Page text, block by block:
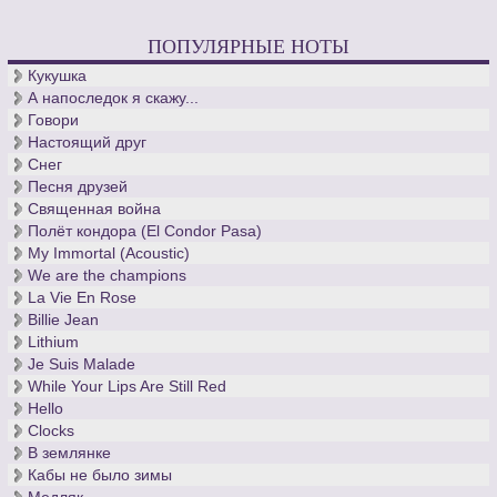
ПОПУЛЯРНЫЕ НОТЫ
Кукушка
А напоследок я скажу...
Говори
Настоящий друг
Снег
Песня друзей
Священная война
Полёт кондора (El Condor Pasa)
My Immortal (Acoustic)
We are the champions
La Vie En Rose
Billie Jean
Lithium
Je Suis Malade
While Your Lips Are Still Red
Hello
Clocks
В землянке
Кабы не было зимы